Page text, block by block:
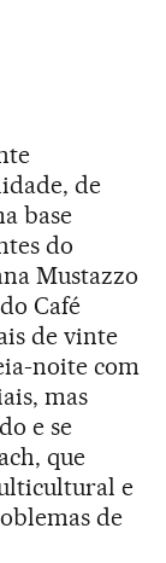
de
base
do
Mustazzo
Café
de vinte
noite com
mas
e se
que
e
de